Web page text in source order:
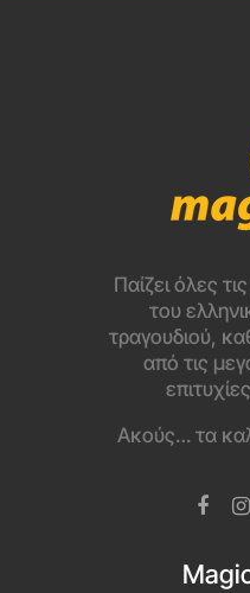
Παίζει όλες
του
τραγουδιού,
από τις
Ακούς… τα